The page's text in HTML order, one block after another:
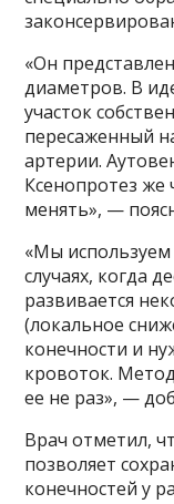
«Он
диаметров. В
участок
пересаженный
артерии.
Ксенопротез же
менять», —
«Мы
случаях, когда
развивается
(локальное
конечности и
кровоток.
ее не раз», —
Врач отметил,
позволяет
конечностей у